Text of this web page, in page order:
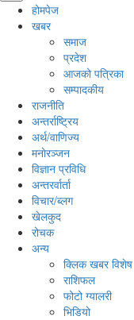
होमपेज
खबर
समाज
प्रदेश
आजको पत्रिका
सम्पादकीय
राजनीति
अन्तर्राष्ट्रिय
अर्थ/वाणिज्य
मनाेरञ्जन
विज्ञान प्रविधि
अन्तरर्वार्ता
विचार/ब्लग
खेलकुद
रोचक
अन्य
क्लिक खबर विशेष
राशिफल
फोटो ग्यालरी
भिडियो